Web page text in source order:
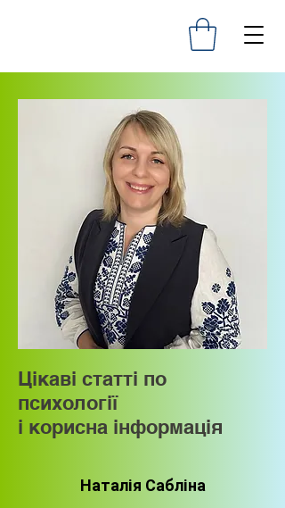
Цікаві статті по
психології
і корисна інформація
Наталія Сабліна